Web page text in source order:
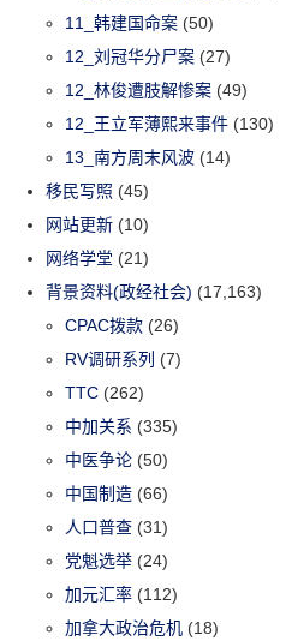
11_韩建国命案 (50)
12_刘冠华分尸案 (27)
12_林俊遭肢解惨案 (49)
12_王立军薄熙来事件 (130)
13_南方周末风波 (14)
移民写照 (45)
网站更新 (10)
网络学堂 (21)
背景资料(政经社会) (17,163)
CPAC拨款 (26)
RV调研系列 (7)
TTC (262)
中加关系 (335)
中医争论 (50)
中国制造 (66)
人口普查 (31)
党魁选举 (24)
加元汇率 (112)
加拿大政治危机 (18)